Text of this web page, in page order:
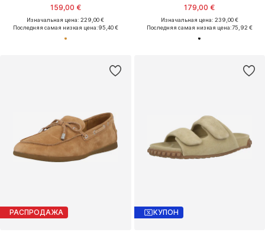
159,00 €
Изначальная цена: 229,00 €
Последняя самая низкая цена:95,40 €
179,00 €
Изначальная цена: 239,00 €
Последняя самая низкая цена:75,92 €
РАСПРОДАЖА КУПОН